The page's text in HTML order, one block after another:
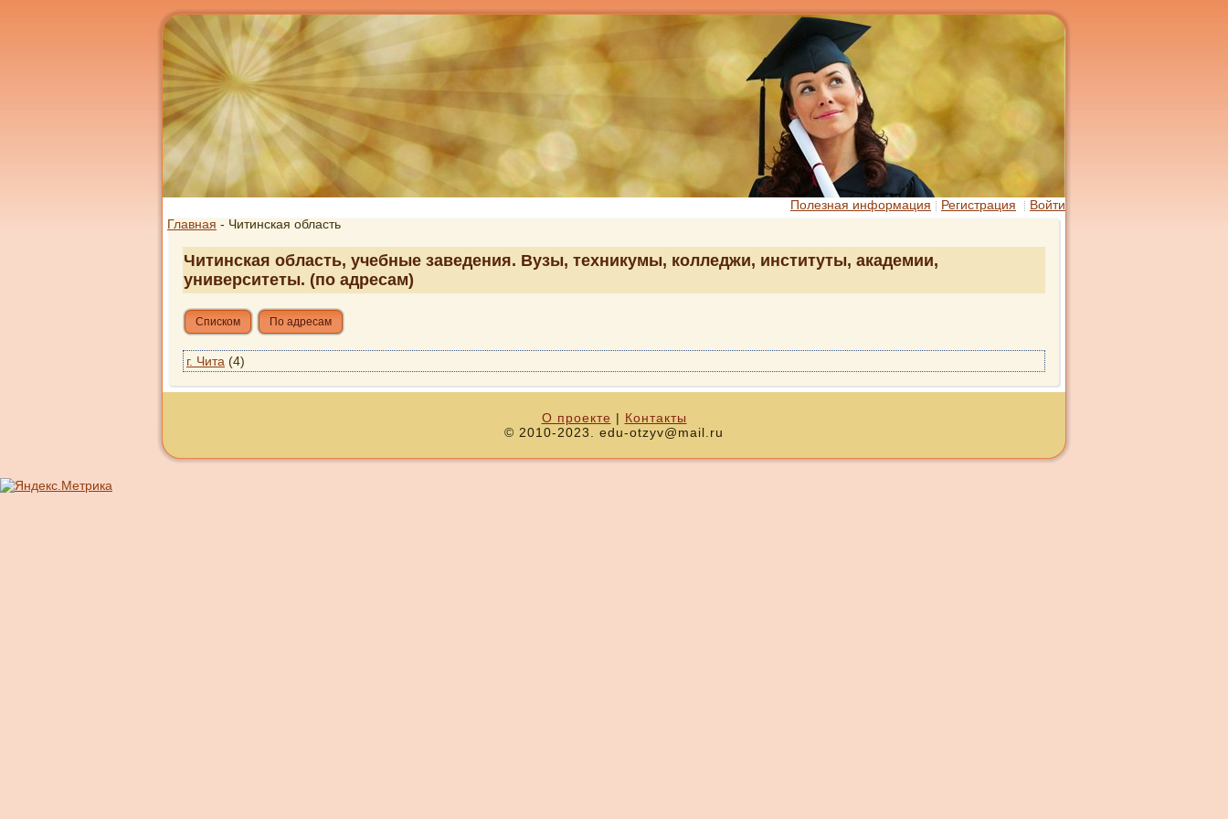
Полезная информация Регистрация
Войти
Главная - Читинская область
Читинская область, учебные заведения. Вузы, техникумы, колледжи, институты, академии,
университеты. (по адресам)
Списком По адресам
г. Чита (4)
О проекте | Контакты
© 2010-2023. edu-otzyv@mail.ru